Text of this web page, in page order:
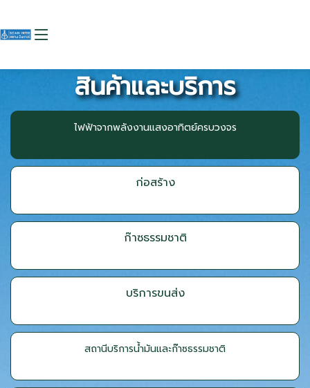
สินค้าและบริการ
ไฟฟ้าจากพลังงานแสงอาทิตย์ครบวงจร
ก่อสร้าง
ก๊าซธรรมชาติ
บริการขนส่ง
สถานีบริการน้ำมันและก๊าซธรรมชาติ